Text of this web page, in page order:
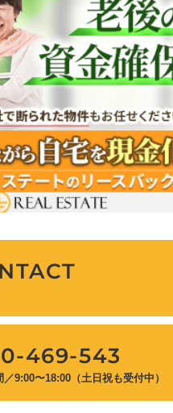
469-543
／9:00〜18:00（土日祝も受付中）